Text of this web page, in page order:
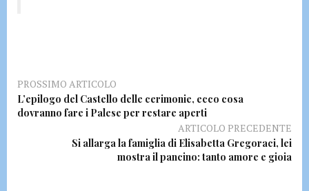
PROSSIMO ARTICOLO
L’epilogo del Castello delle cerimonie, ecco cosa
dovranno fare i Palese per restare aperti
ARTICOLO PRECEDENTE
Si allarga la famiglia di Elisabetta Gregoraci, lei
mostra il pancino: tanto amore e gioia